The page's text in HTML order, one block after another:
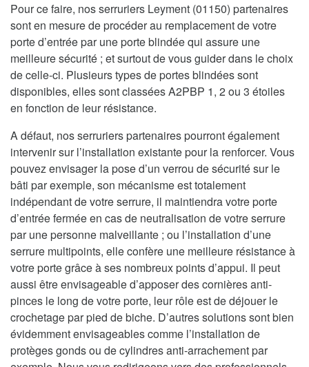
Pour ce faire, nos serruriers Leyment (01150) partenaires
sont en mesure de procéder au remplacement de votre
porte d’entrée par une porte blindée qui assure une
meilleure sécurité ; et surtout de vous guider dans le choix
de celle-ci. Plusieurs types de portes blindées sont
disponibles, elles sont classées A2PBP 1, 2 ou 3 étoiles
en fonction de leur résistance.
A défaut, nos serruriers partenaires pourront également
intervenir sur l’installation existante pour la renforcer. Vous
pouvez envisager la pose d’un verrou de sécurité sur le
bâti par exemple, son mécanisme est totalement
indépendant de votre serrure, il maintiendra votre porte
d’entrée fermée en cas de neutralisation de votre serrure
par une personne malveillante ; ou l’installation d’une
serrure multipoints, elle confère une meilleure résistance à
votre porte grâce à ses nombreux points d’appui. Il peut
aussi être envisageable d’apposer des cornières anti-
pinces le long de votre porte, leur rôle est de déjouer le
crochetage par pied de biche. D’autres solutions sont bien
évidemment envisageables comme l’installation de
protèges gonds ou de cylindres anti-arrachement par